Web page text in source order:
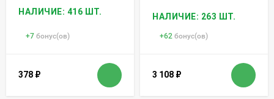
НАЛИЧИЕ: 416 ШТ.
+7 бонус(ов)
378 ₽
НАЛИЧИЕ: 263 ШТ.
+62 бонус(ов)
3 108 ₽